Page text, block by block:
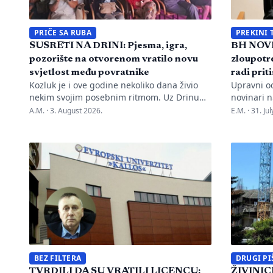
PRIČE SA RUBA
SUSRETI NA DRINI: Pjesma, igra,
pozorište na otvorenom vratilo novu
svjetlost među povratnike
Kozluk je i ove godine nekoliko dana živio
nekim svojim posebnim ritmom. Uz Drinu
su se susreli pjesma, tradicija, gluma i ljudi,
programi zapisani na plakatu, one su način
da jedno mjesto sačuva vlastitu priču. U
Kozluku se tih dana nije samo […]
A.M. ·3. August 2026.
PREKINI
BH
radi
Upravni
novinari
advokata
Marka
Rudić.
prijava i
E.M. ·31.
BEZ FILTERA DRUGI